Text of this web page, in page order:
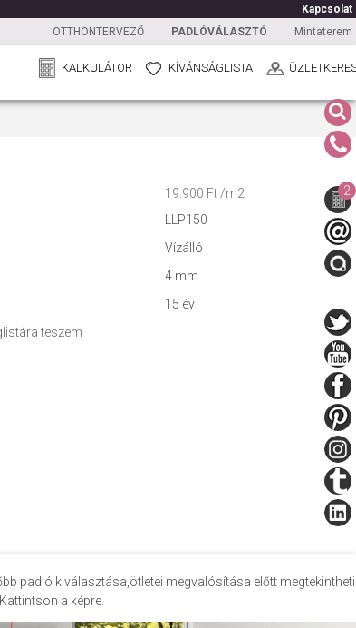
Kapcsolat
OTTHONTERVEZŐ PADLÓVÁLASZTÓ Mintaterem
KÍVÁNSÁGLISTA
KALKULÁTOR
19.900 Ft /m2
LLP150
Vízálló
4 mm
15 év
teszem
padló kiválasztása,ötletei megvalósítása előtt megtekintheti
a képre.
2